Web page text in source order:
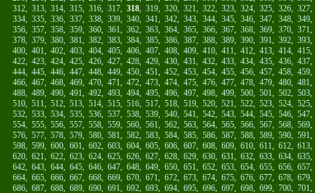
312, 313, 314, 315, 316, 317, 318, 319, 320, 321, 322, 323, 324, 325, 326, 327
334, 335, 336, 337, 338, 339, 340, 341, 342, 343, 344, 345, 346, 347, 348, 349
356, 357, 358, 359, 360, 361, 362, 363, 364, 365, 366, 367, 368, 369, 370, 371
378, 379, 380, 381, 382, 383, 384, 385, 386, 387, 388, 389, 390, 391, 392, 393
400, 401, 402, 403, 404, 405, 406, 407, 408, 409, 410, 411, 412, 413, 414, 415
422, 423, 424, 425, 426, 427, 428, 429, 430, 431, 432, 433, 434, 435, 436, 437
444, 445, 446, 447, 448, 449, 450, 451, 452, 453, 454, 455, 456, 457, 458, 459
466, 467, 468, 469, 470, 471, 472, 473, 474, 475, 476, 477, 478, 479, 480, 481
488, 489, 490, 491, 492, 493, 494, 495, 496, 497, 498, 499, 500, 501, 502, 503
510, 511, 512, 513, 514, 515, 516, 517, 518, 519, 520, 521, 522, 523, 524, 525
532, 533, 534, 535, 536, 537, 538, 539, 540, 541, 542, 543, 544, 545, 546, 547
554, 555, 556, 557, 558, 559, 560, 561, 562, 563, 564, 565, 566, 567, 568, 569
576, 577, 578, 579, 580, 581, 582, 583, 584, 585, 586, 587, 588, 589, 590, 591
598, 599, 600, 601, 602, 603, 604, 605, 606, 607, 608, 609, 610, 611, 612, 613
620, 621, 622, 623, 624, 625, 626, 627, 628, 629, 630, 631, 632, 633, 634, 635
642, 643, 644, 645, 646, 647, 648, 649, 650, 651, 652, 653, 654, 655, 656, 657
664, 665, 666, 667, 668, 669, 670, 671, 672, 673, 674, 675, 676, 677, 678, 679
686, 687, 688, 689, 690, 691, 692, 693, 694, 695, 696, 697, 698, 699, 700, 701